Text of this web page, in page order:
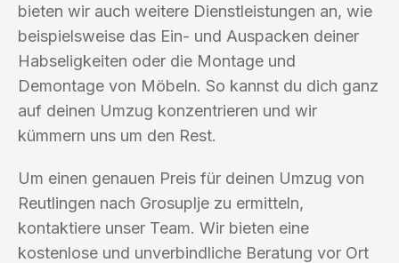
bieten wir auch weitere Dienstleistungen an, wie
beispielsweise das Ein- und Auspacken deiner
Habseligkeiten oder die Montage und
Demontage von Möbeln. So kannst du dich ganz
auf deinen Umzug konzentrieren und wir
kümmern uns um den Rest.
Um einen genauen Preis für deinen Umzug von
Reutlingen nach Grosuplje zu ermitteln,
kontaktiere unser Team. Wir bieten eine
kostenlose und unverbindliche Beratung vor Ort